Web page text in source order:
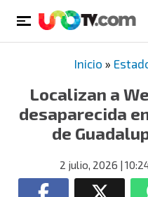
Inicio »
Localizan a
desaparecida
de
2 julio, 2026 |